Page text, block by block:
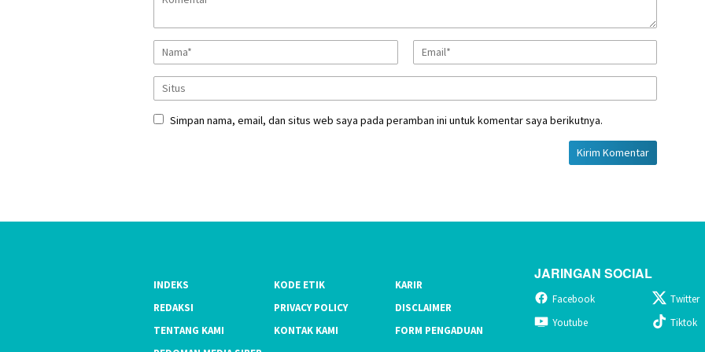
Simpan nama, email, dan situs web saya pada peramban ini untuk komentar saya berikutnya.
INDEKS KODE ETIK
KARIR
REDAKSI
PRIVACY POLICY
DISCLAIMER
TENTANG KAMI
KONTAK KAMI
FORM PENGADUAN
JARINGAN SOCIAL
Facebook Twitter
Youtube
Tiktok